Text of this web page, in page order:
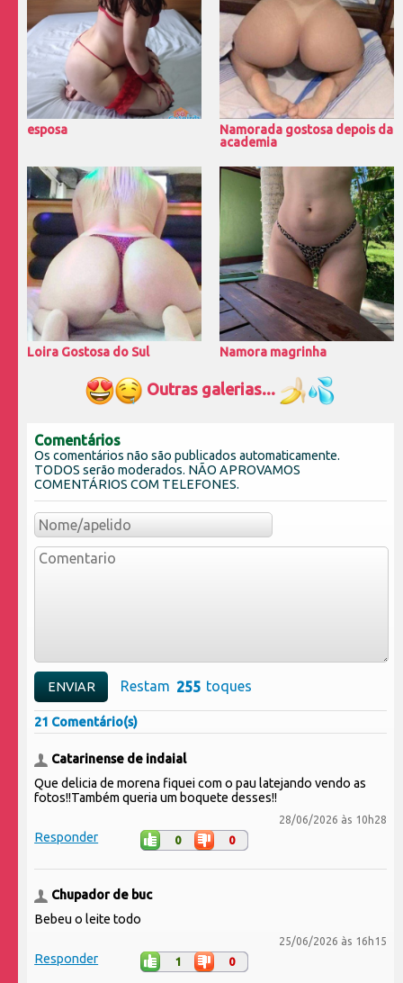
esposa
Namorada gostosa depois da
academia
Loira Gostosa do Sul Namora magrinha
Outras galerias...
Comentários
Os comentários não são publicados automaticamente.
TODOS serão moderados. NÃO APROVAMOS
COMENTÁRIOS COM TELEFONES.
Restam toques
21 Comentário(s)
Catarinense de indaial
Que delicia de morena fiquei com o pau latejando vendo as
fotos!!Também queria um boquete desses!!
28/06/2026 às 10h28
Responder 0 0
Chupador de buc
Bebeu o leite todo
25/06/2026 às 16h15
Responder 1 0